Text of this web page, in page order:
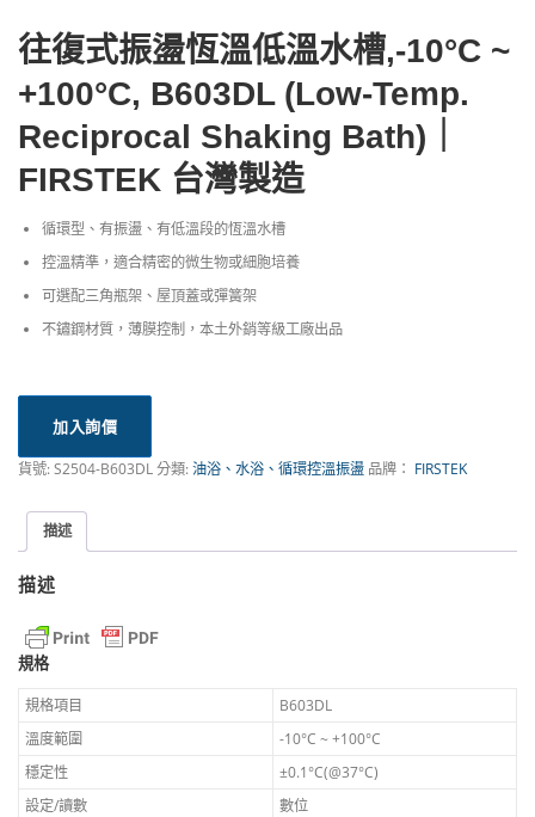
往復式振盪恆溫低溫水槽,-10°C ~
+100°C, B603DL (Low-Temp.
Reciprocal Shaking Bath)｜
FIRSTEK 台灣製造
循環型、有振盪、有低溫段的恆溫水槽
控溫精準，適合精密的微生物或細胞培養
可選配三角瓶架、屋頂蓋或彈簧架
不鏽鋼材質，薄膜控制，本土外銷等級工廠出品
加入詢價
貨號:S2504-B603DL分類:油浴、水浴、循環控溫振盪 品牌： FIRSTEK
描述
描述
規格
規格項目
B603DL
溫度範圍
-10°C ~ +100°C
穩定性
±0.1°C(@37°C)
設定/讀數
數位